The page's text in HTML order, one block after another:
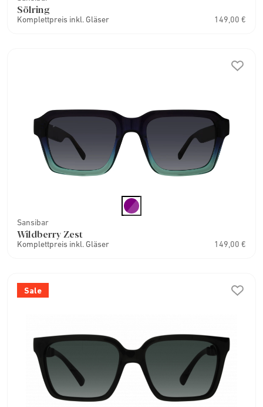
Sölring
Komplettpreis inkl. Gläser 149,00 €
Sansibar
Wildberry Zest
Komplettpreis inkl. Gläser 149,00 €
Sale